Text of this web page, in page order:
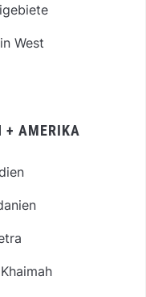
West
+ AMERIKA